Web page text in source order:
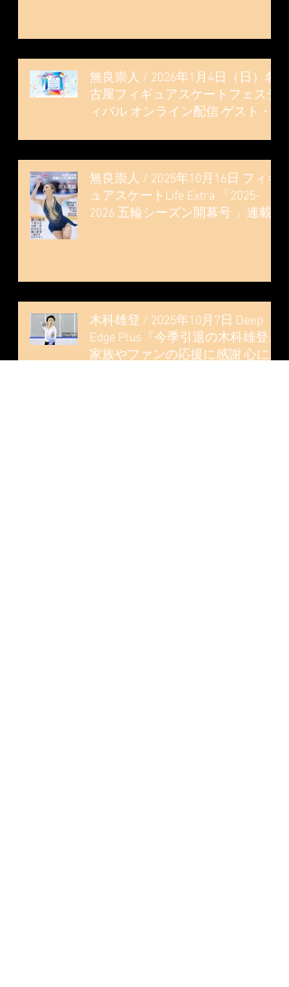
無良崇人 / 2026年1月4日（日）名
古屋フィギュアスケートフェステ
ィバル オンライン配信 ゲスト・
無良崇人 / 2025年10月16日 フィギ
ュアスケートLife Extra 「2025-
2026 五輪シーズン開幕号 」連載
木科雄登 / 2025年10月7日 Deep
Edge Plus『今季引退の木科雄登、
家族やファンの応援に感謝 心に響